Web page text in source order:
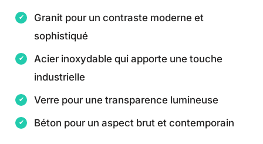
Granit pour un contraste moderne et
sophistiqué
Acier inoxydable qui apporte une touche
industrielle
Verre pour une transparence lumineuse
Béton pour un aspect brut et contemporain